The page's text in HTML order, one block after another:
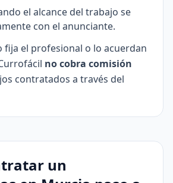
el alcance del trabajo se
con el anunciante.
fija el profesional o lo acuerdan
no cobra comisión
contratados a través del
un